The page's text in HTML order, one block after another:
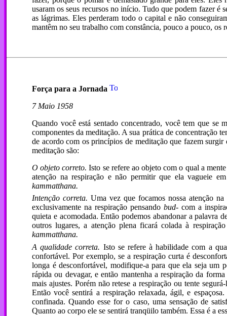
usaram os seus recursos no início. Tudo que podem fazer é
as lágrimas. Eles perderam todo o capital e não
mantêm no seu trabalho com constância, pouco a pouco, os
Força para a Jornada
7 Maio 1958
Quando você está sentado concentrado, você tem que se
componentes da meditação. A sua prática de concentração
de acordo com os princípios de meditação que fazem
meditação são:
O objeto correto. Isto se refere ao objeto com o qual a
atenção na respiração e não permitir que ela vagueie
kammatthana.
Intenção correta. Uma vez que focamos nossa atenção
exclusivamente na respiração pensandobud- com a
quieta e acomodada. Então podemos abandonar a palavra
outros lugares, a atenção plena ficará colada à
kammatthana.
A qualidade correta. Isto se refere à habilidade com a
confortável. Por exemplo, se a respiração curta é
longa é desconfortável, modifique-a para que ela seja um
rápida ou devagar, e então mantenha a respiração da
mais ajustes. Porém não retese a respiração ou tente
Então você sentirá a respiração relaxada, ágil, e
confinada. Quando esse for o caso, uma sensação de
Quanto ao corpo ele se sentirá tranqüilo também. Essa é a